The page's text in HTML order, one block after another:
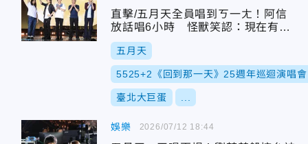
直擊/五月天全員唱到ㄎ一ㄤ！阿信
放話唱6小時 怪獸笑認：現在有點
暈
五月天
5525+2《回到那一天》25週年巡迴演唱會
臺北大巨蛋
娛樂 2026/07/12 18:44